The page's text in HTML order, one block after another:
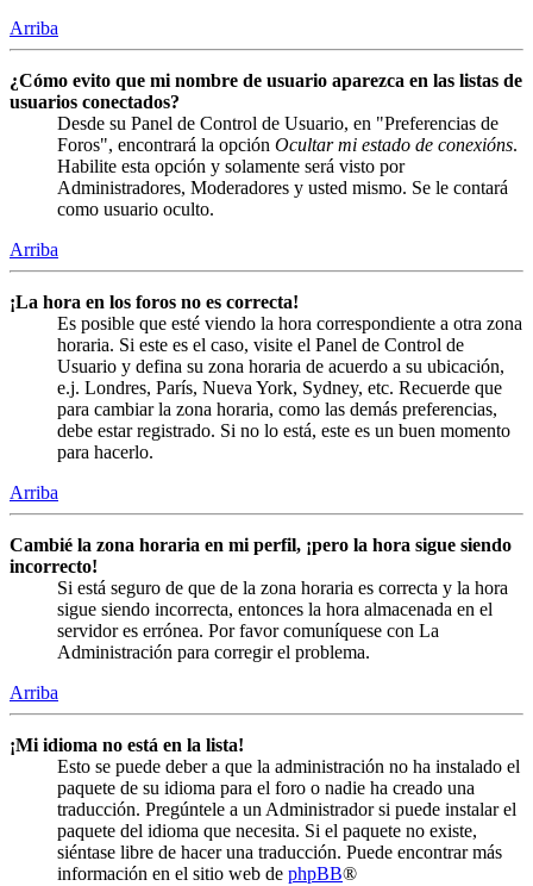
Arriba
¿Cómo evito que mi nombre de usuario aparezca en las listas de
usuarios conectados?
Desde su Panel de Control de Usuario, en "Preferencias de
Foros", encontrará la opción Ocultar mi estado de conexións.
Habilite esta opción y solamente será visto por
Administradores, Moderadores y usted mismo. Se le contará
como usuario oculto.
Arriba
¡La hora en los foros no es correcta!
Es posible que esté viendo la hora correspondiente a otra zona
horaria. Si este es el caso, visite el Panel de Control de
Usuario y defina su zona horaria de acuerdo a su ubicación,
e.j. Londres, París, Nueva York, Sydney, etc. Recuerde que
para cambiar la zona horaria, como las demás preferencias,
debe estar registrado. Si no lo está, este es un buen momento
para hacerlo.
Arriba
Cambié la zona horaria en mi perfil, ¡pero la hora sigue siendo
incorrecto!
Si está seguro de que de la zona horaria es correcta y la hora
sigue siendo incorrecta, entonces la hora almacenada en el
servidor es errónea. Por favor comuníquese con La
Administración para corregir el problema.
Arriba
¡Mi idioma no está en la lista!
Esto se puede deber a que la administración no ha instalado el
paquete de su idioma para el foro o nadie ha creado una
traducción. Pregúntele a un Administrador si puede instalar el
paquete del idioma que necesita. Si el paquete no existe,
siéntase libre de hacer una traducción. Puede encontrar más
información en el sitio web de phpBB®